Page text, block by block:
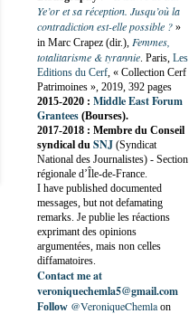
Ye’or et sa réception. Jusqu’où la
contradiction est-elle possible ? »
in Marc Crapez (dir.), Femmes,
totalitarisme & tyrannie. Paris, Les
Editions du Cerf, « Collection Cerf
Patrimoines », 2019, 392 pages
2015-2020 : Middle East Forum
Grantees (Bourses).
2017-2018 : Membre du Conseil
syndical du SNJ (Syndicat
National des Journalistes) - Section
régionale d’Île-de-France.
I have published documented
messages, but not defamating
remarks. Je publie les réactions
exprimant des opinions
argumentées, mais non celles
diffamatoires.
Contact me at
veroniquechemla5@gmail.com
Follow @VeroniqueChemlaon